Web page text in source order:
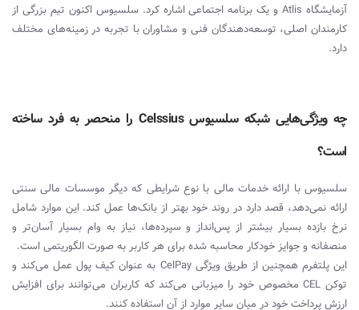
آزمایشگاه Atlis و یک برنامه اجتماعی اشاره کرد. سلسیوس اکنون تیم بزرگی از
کارمندان اصلی، توسعه‌دهندگان فنی و مشاوران با تجربه در زمینه‌های مختلف
دارد.
چه ویژگی‌هایی شبکه سلسیوس Celssius را منحصر به فرد ساخته
است؟
سلسیوس با ارائه خدمات مالی با نوع شرایطی که دیگر موسسات مالی سنتی
ارائه نمی‌دهد، قصد دارد در روند خود بهتر از بانک‌ها عمل کند. این موارد شامل
نرخ بازده بسیار بیشتر از پس‌انداز و سپرده‌ها، نیاز به وام بسیار آسان‌تر و
منصفانه و جوایز خودکار محاسبه شده برای هر کاربر به صورت الگوریتمی‌ است.
این پلتفرم همچنین از طریق ویژگی CelPay به عنوان کیف پول عمل می‌کند و
توکن CEL مخصوص خود را میزبانی می‌کند که کاربران می‌توانند برای افزایش
ارزش پرداخت خود در میان سایر موارد از آن استفاده کنند.